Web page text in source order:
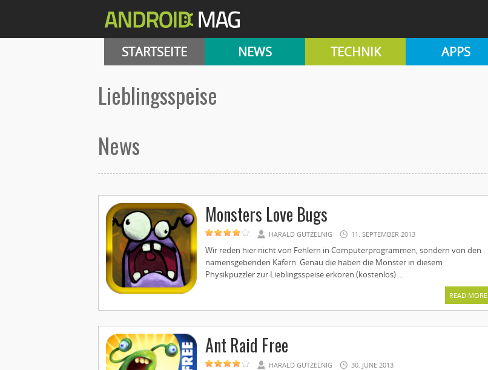
STARTSEITE NEWS TECHNIK APPS
Lieblingsspeise
News
Monsters Love Bugs
HARALD GUTZELNIG 11. SEPTEMBER 2013
Wir reden hier nicht von Fehlern in Computerprogrammen, sondern von den
namensgebenden Käfern. Genau die haben die Monster in diesem
Physikpuzzler zur Lieblingsspeise erkoren (kostenlos) ...
READ MORE
Ant Raid Free
HARALD GUTZELNIG 30. JUNE 2013